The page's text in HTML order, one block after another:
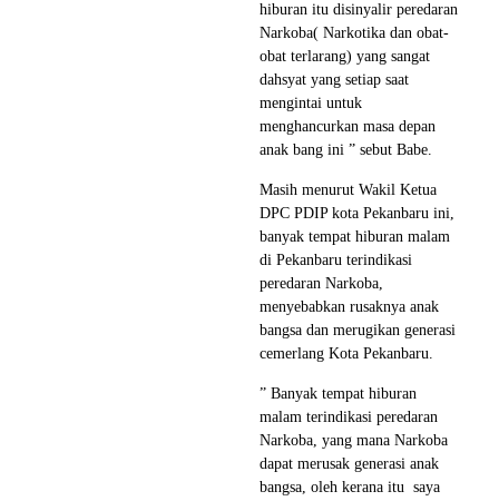
hiburan itu disinyalir peredaran
Narkoba( Narkotika dan obat-
obat terlarang) yang sangat
dahsyat yang setiap saat
mengintai untuk
menghancurkan masa depan
anak bang ini ” sebut Babe.
Masih menurut Wakil Ketua
DPC PDIP kota Pekanbaru ini,
banyak tempat hiburan malam
di Pekanbaru terindikasi
peredaran Narkoba,
menyebabkan rusaknya anak
bangsa dan merugikan generasi
cemerlang Kota Pekanbaru.
” Banyak tempat hiburan
malam terindikasi peredaran
Narkoba, yang mana Narkoba
dapat merusak generasi anak
bangsa, oleh kerana itu saya